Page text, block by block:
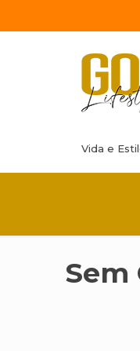
Vida e
Sem